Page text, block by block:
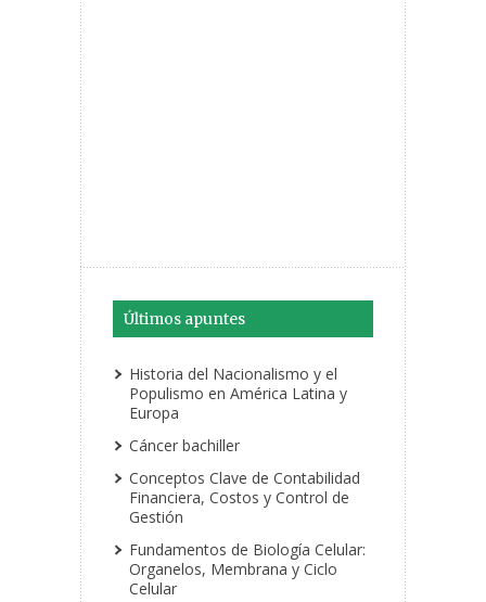
Últimos apuntes
Historia del Nacionalismo y el
Populismo en América Latina y
Europa
Cáncer bachiller
Conceptos Clave de Contabilidad
Financiera, Costos y Control de
Gestión
Fundamentos de Biología Celular:
Organelos, Membrana y Ciclo
Celular